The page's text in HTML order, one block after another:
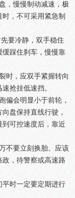
，慢慢制动减速，极
，不可采用紧急制
要冷静，双手稳住
踩住刹车，慢慢靠
时，应双手紧握转向
抢挂低速挡。
偏会明显小于前轮，
盘保持直线行驶，
可控速度后，靠近
不要立刻换胎。应该
，待警察或高速路
平时一定要定期进行